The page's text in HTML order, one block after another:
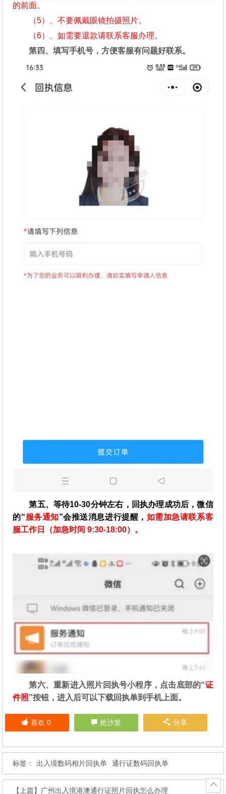
的前面。
（5）、不要佩戴眼镜拍摄照片。
（6）、如需要退款请联系客服办理。
第四、填写手机号，方便客服有问题好联系。
第五、等待10-30分钟左右，回执办理成功后，微信
的“服务通知”会推送消息进行提醒， 如需加急请联系客
服工作日（加急时间 9:30-18:00）。
第六、重新进入照片回执号小程序，点击底部的“证
件照”按钮，进入后可以下载回执单到手机上面。
喜欢 0 抢沙发 分享
标签： 出入境数码相片回执单 通行证数码回执单
【上篇】 广州出入境港澳通行证照片回执怎么办理